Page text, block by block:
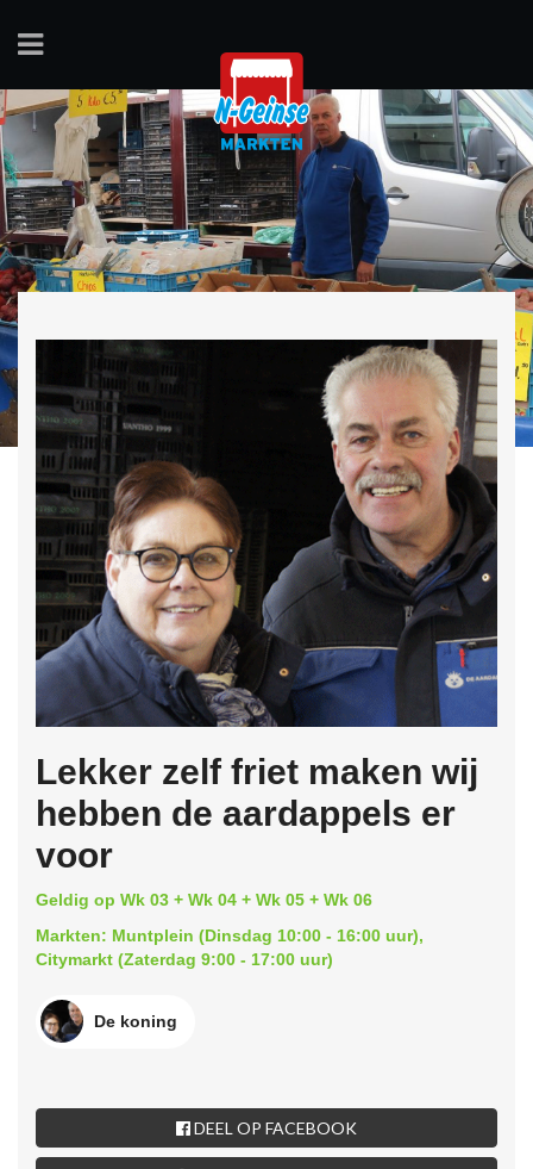
Lekker zelf friet maken wij
hebben de aardappels er
voor
Geldig op Wk 03 + Wk 04 + Wk 05 + Wk 06
Markten: Muntplein (Dinsdag 10:00 - 16:00 uur),
Citymarkt (Zaterdag 9:00 - 17:00 uur)
De koning
DEEL OP FACEBOOK